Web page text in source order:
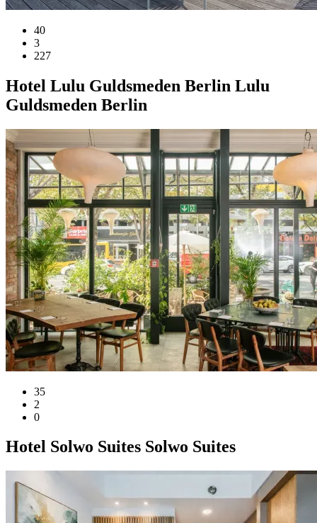
40
3
227
Hotel Lulu Guldsmeden Berlin Lulu
Guldsmeden Berlin
35
2
0
Hotel Solwo Suites Solwo Suites